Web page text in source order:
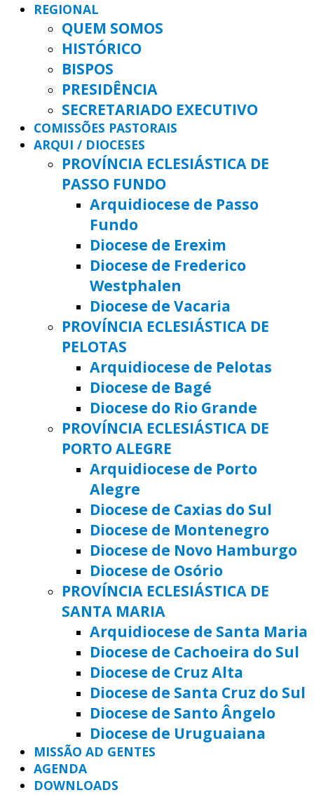
REGIONAL
QUEM SOMOS
HISTÓRICO
BISPOS
PRESIDÊNCIA
SECRETARIADO EXECUTIVO
COMISSÕES PASTORAIS
ARQUI / DIOCESES
PROVÍNCIA ECLESIÁSTICA DE
PASSO FUNDO
Arquidiocese de Passo
Fundo
Diocese de Erexim
Diocese de Frederico
Westphalen
Diocese de Vacaria
PROVÍNCIA ECLESIÁSTICA DE
PELOTAS
Arquidiocese de Pelotas
Diocese de Bagé
Diocese do Rio Grande
PROVÍNCIA ECLESIÁSTICA DE
PORTO ALEGRE
Arquidiocese de Porto
Alegre
Diocese de Caxias do Sul
Diocese de Montenegro
Diocese de Novo Hamburgo
Diocese de Osório
PROVÍNCIA ECLESIÁSTICA DE
SANTA MARIA
Arquidiocese de Santa Maria
Diocese de Cachoeira do Sul
Diocese de Cruz Alta
Diocese de Santa Cruz do Sul
Diocese de Santo Ângelo
Diocese de Uruguaiana
MISSÃO AD GENTES
AGENDA
DOWNLOADS